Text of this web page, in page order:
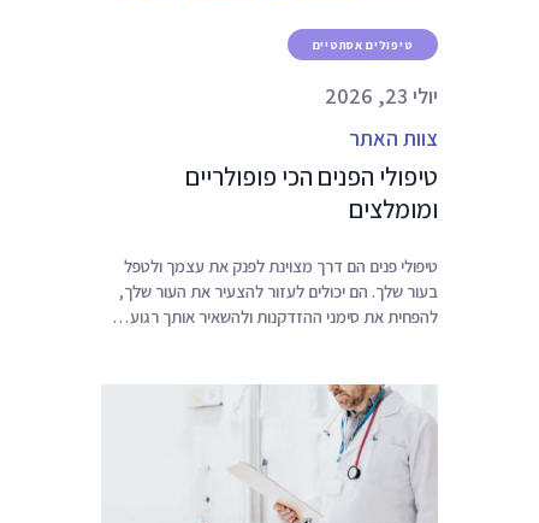
טיפולים אסתטיים
יולי 23, 2026
צוות האתר
טיפולי הפנים הכי פופולריים
ומומלצים
טיפולי פנים הם דרך מצוינת לפנק את עצמך ולטפל
בעור שלך. הם יכולים לעזור להצעיר את העור שלך,
להפחית את סימני ההזדקנות ולהשאיר אותך רגוע…